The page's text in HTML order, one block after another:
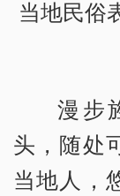
当地民俗
漫步
头，随处
当地人，